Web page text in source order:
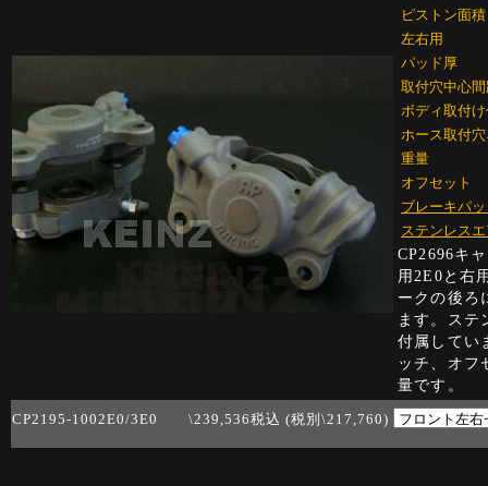
ピストン面積
左右用
パッド厚
取付穴中心
ボディ取付
ホース取付
重量
オフセット
ブレーキパ
ステンレス
CP2696キ
用2E0と右
ークの後ろ
ます。 ステ
付属してい
ッチ、オフ
量です。
CP2195-1002E0/3E0 \239,536税込 (税別\217,760)